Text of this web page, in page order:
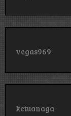
vegas969
ketuanaga